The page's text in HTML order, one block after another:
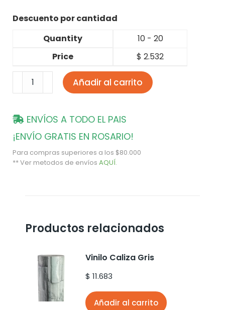
Descuento por cantidad
Quantity
10 - 20
Price
$ 2.532
Añadir al carrito
ENVÍOS A TODO EL PAIS
¡ENVÍO GRATIS EN ROSARIO!
Para compras superiores a los $80.000
** Ver metodos de envíos AQUÍ.
Productos relacionados
Vinilo Caliza Gris
$ 11.683
Añadir al carrito